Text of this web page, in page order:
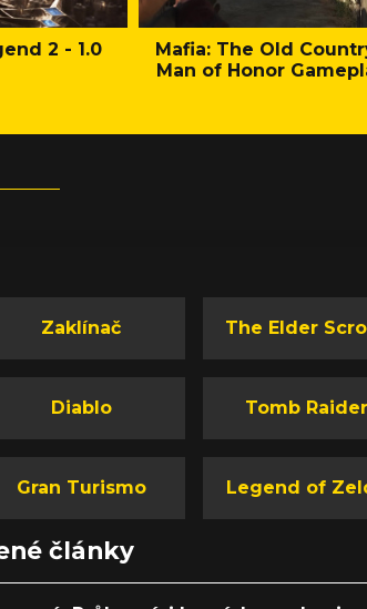
2 - 1.0
Mafia: The Old
Man of Honor
Zaklínač The Elder
Diablo Tomb Raider
Gran Turismo Legend of
články